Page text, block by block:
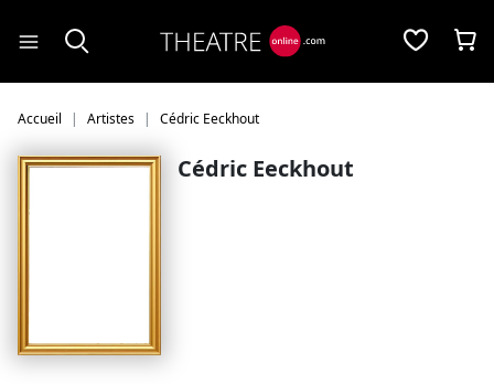
Accueil Artistes Cédric Eeckhout
Cédric Eeckhout